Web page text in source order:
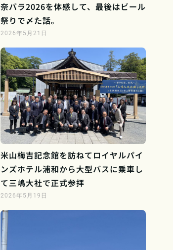
奈バラ2026を体感して、最後はビール
祭りで〆た話。
2026年5月21日
米山梅吉記念館を訪ねてロイヤルパイ
ンズホテル浦和から大型バスに乗車し
て三嶋大社で正式参拝
2026年5月19日